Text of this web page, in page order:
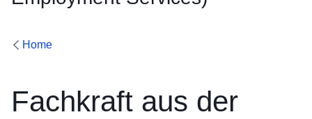
Home
Fachkraft aus der